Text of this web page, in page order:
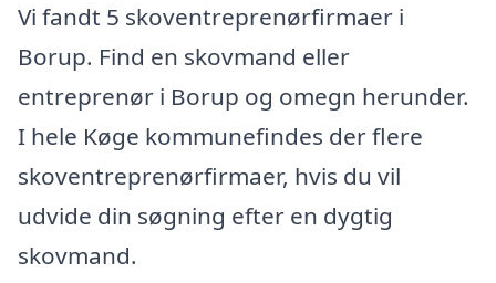
Vi fandt 5 skoventreprenørfirmaer i
Borup. Find en skovmand eller
entreprenør i Borup og omegn herunder.
I hele Køge kommunefindes der flere
skoventreprenørfirmaer, hvis du vil
udvide din søgning efter en dygtig
skovmand.